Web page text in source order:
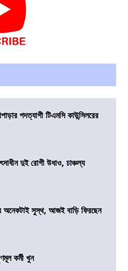
পদত্যাগী টিএমসি কাউন্সিলরের
দুই রোগী উধাও, চাঞ্চল্য
অনেকটাই সুস্থ, আজই বাড়ি ফিরছেন
কর্মী খুন